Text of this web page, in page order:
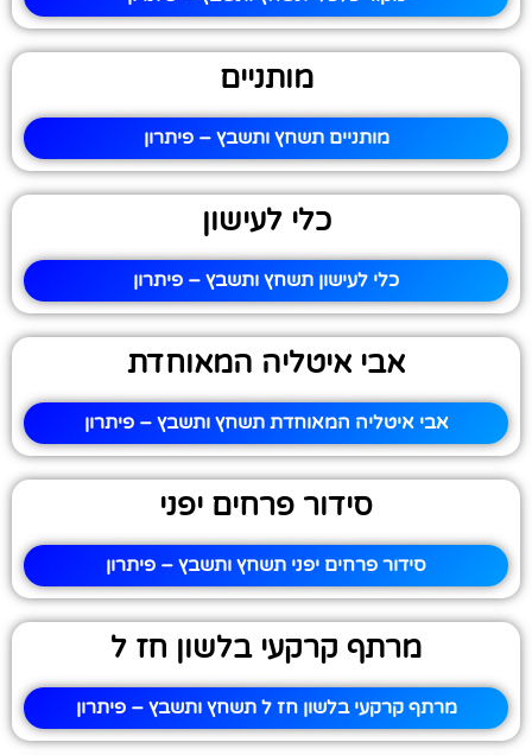
מותניים
מותניים תשחץ ותשבץ – פיתרון
כלי לעישון
כלי לעישון תשחץ ותשבץ – פיתרון
אבי איטליה המאוחדת
אבי איטליה המאוחדת תשחץ ותשבץ – פיתרון
סידור פרחים יפני
סידור פרחים יפני תשחץ ותשבץ – פיתרון
מרתף קרקעי בלשון חז ל
מרתף קרקעי בלשון חז ל תשחץ ותשבץ – פיתרון